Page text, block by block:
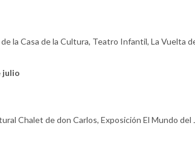
la Casa de la Cultura, Teatro Infantil, La Vuelta
julio
Chalet de don Carlos, Exposición El Mundo